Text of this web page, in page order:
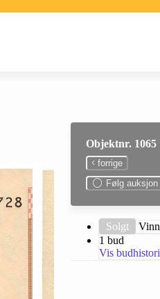
Objektnr. 1065
forrige
Følg
Solgt
1 bud
Vis